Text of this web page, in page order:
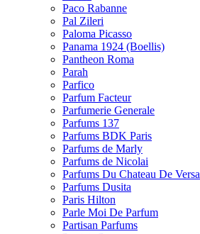
Paco Rabanne
Pal Zileri
Paloma Picasso
Panama 1924 (Boellis)
Pantheon Roma
Parah
Parfico
Parfum Facteur
Parfumerie Generale
Parfums 137
Parfums BDK Paris
Parfums de Marly
Parfums de Nicolai
Parfums Du Chateau De
Parfums Dusita
Paris Hilton
Parle Moi De Parfum
Partisan Parfums